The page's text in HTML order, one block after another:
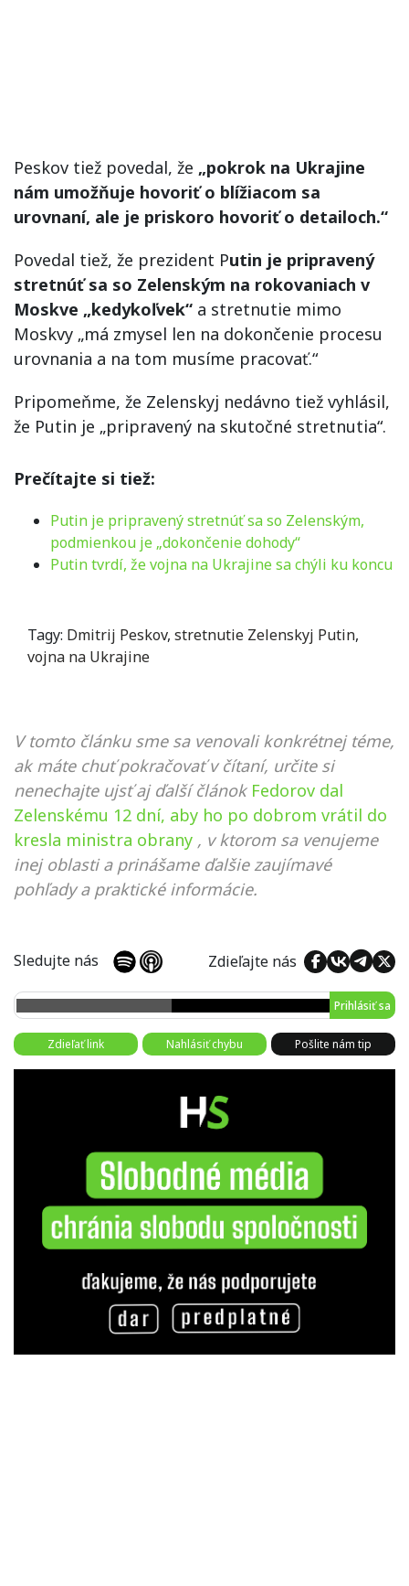
Peskov tiež povedal, že „pokrok na Ukrajine
nám umožňuje hovoriť o blížiacom sa
urovnaní, ale je priskoro hovoriť o detailoch.“
Povedal tiež, že prezident Putin je pripravený
stretnúť sa so Zelenským na rokovaniach v
Moskve „kedykoľvek“ a stretnutie mimo
Moskvy „má zmysel len na dokončenie procesu
urovnania a na tom musíme pracovať.“
Pripomeňme, že Zelenskyj nedávno tiež vyhlásil,
že Putin je „pripravený na skutočné stretnutia“.
Prečítajte si tiež:
Putin je pripravený stretnúť sa so Zelenským,
podmienkou je „dokončenie dohody“
Putin tvrdí, že vojna na Ukrajine sa chýli ku koncu
Tagy: Dmitrij Peskov, stretnutie Zelenskyj Putin,
vojna na Ukrajine
V tomto článku sme sa venovali konkrétnej téme,
ak máte chuť pokračovať v čítaní, určite si
nenechajte ujsť aj ďalší článok Fedorov dal
Zelenskému 12 dní, aby ho po dobrom vrátil do
kresla ministra obrany , v ktorom sa venujeme
inej oblasti a prinášame ďalšie zaujímavé
pohľady a praktické informácie.
Sledujte nás Zdieľajte nás
Prihlásiť sa
Zdieľať link Nahlásiť chybu Pošlite nám tip